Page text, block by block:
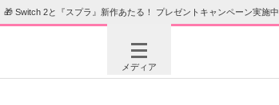
🎁 Switch 2と『スプラ』新作あたる！ プレゼントキャンペーン実施中
メディア